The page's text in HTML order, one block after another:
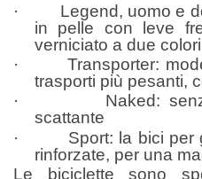
· Legend, uomo e
in pelle con leve
verniciato a due colori
· Transporter:
trasporti più pesanti,
· Naked: senza
scattante
· Sport: la bici per
rinforzate, per una
Le biciclette sono